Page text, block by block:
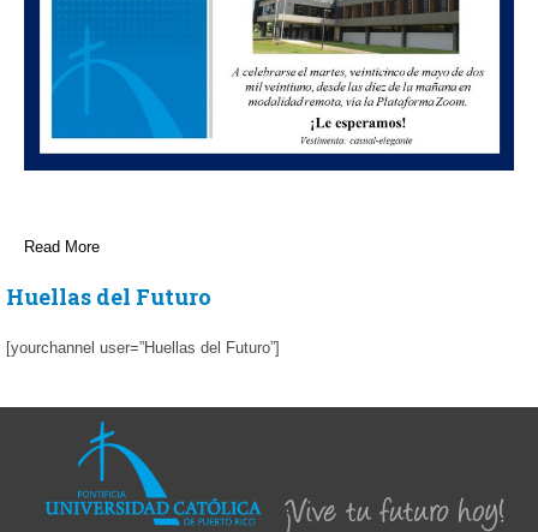
Read More
Huellas del Futuro
[yourchannel user=”Huellas del Futuro”]